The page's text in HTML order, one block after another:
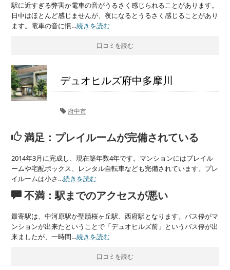
駅に近すぎる弊害か電車の音がうるさく感じられることがあります。
日中はほとんど感じませんが、夜になるとうるさく感じることがあり
ます。電車の音に慣…続きを読む
口コミを読む
デュオヒルズ府中多摩川
府中市
満足：プレイルームが完備されている
2014年3月に完成し、現在築年数4年です。マンションにはプレイル
ームや宅配ボックス、レンタル自転車なども完備されています。プレ
イルームは小さ…続きを読む
不満：駅までのアクセスが悪い
最寄駅は、中河原駅か聖蹟桜ヶ丘駅、西府駅となります。バス停がマ
ンションが出来たということで「デュオヒルズ前」というバス停が出
来ましたが、一時間…続きを読む
口コミを読む